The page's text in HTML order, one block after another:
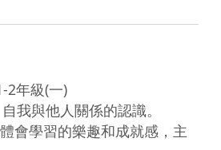
2年級(一)
我與他人關係的認識。
會學習的樂趣和成就感，主